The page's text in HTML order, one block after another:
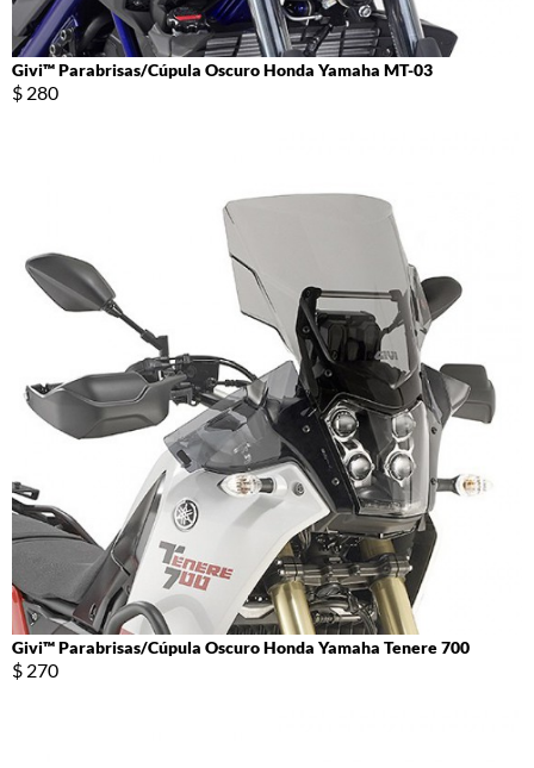
Givi™ Parabrisas/Cúpula Oscuro Honda Yamaha MT-03
$ 280
Givi™ Parabrisas/Cúpula Oscuro Honda Yamaha Tenere 700
$ 270